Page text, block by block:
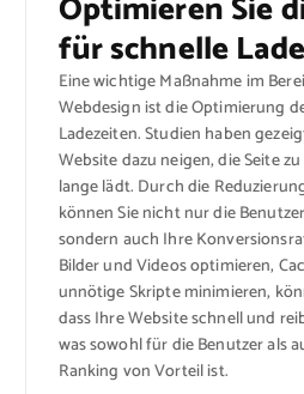
für schnelle
Eine wichtige Maßnahme im
Webdesign ist die Optimierung
Ladezeiten. Studien haben
Website dazu neigen, die Seite
lange lädt. Durch die
können Sie nicht nur die
sondern auch Ihre
Bilder und Videos optimieren,
unnötige Skripte minimieren,
dass Ihre Website schnell und
was sowohl für die Benutzer als
Ranking von Vorteil ist.